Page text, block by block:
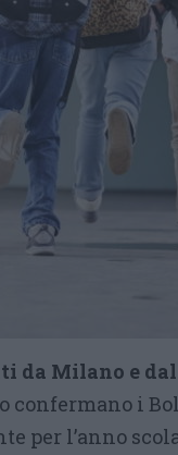
da Milano e
confermano i
per l’anno